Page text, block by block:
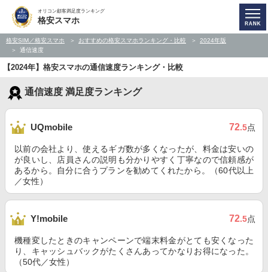
オリコン顧客満足度ランキング
格安スマホ
格安SIM／格安スマホ おすすめの格安スマホランキング・比較
2024年版
通信速度
【2024年】格安スマホの通信速度ランキング・比較
通信速度 満足度ランキング
UQmobile 72.5点
以前の会社より、使えるギガ数が多くなったが、料金は安いの
が良いし、店員さんの説明も分かりやすく丁寧なので信頼感が
あるから。自分に合うプランを勧めてくれたから。（60代以上
／女性）
Y!mobile 72.5点
機種変したときのキャンペーンで端末料金がとても安くなった
り、キャッシュバックがたくさんあってかなりお得になった。
（50代／女性）